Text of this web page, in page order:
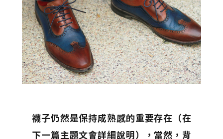
襪子仍然是保持成熟感的重要存在（在
下一篇主題文會詳細說明），當然，背